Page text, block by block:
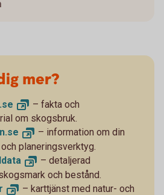
mer?
se
– fakta och
om skogsbruk.
se
– information om din
planeringsverktyg.
– detaljerad
och bestånd.
– karttjänst med natur- och